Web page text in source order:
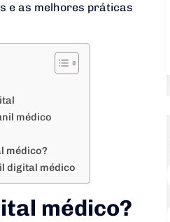
e as melhores práticas
médico
médico?
digital médico
médico?